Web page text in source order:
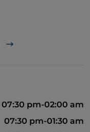
07:30 pm-02:00 am
07:30 pm-01:30 am